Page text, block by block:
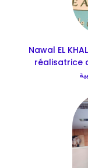
Nawal EL
réalisatrice